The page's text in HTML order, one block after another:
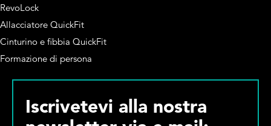
RevoLock
Allacciatore QuickFit
Cinturino e fibbia QuickFit
Formazione di persona
Iscrivetevi alla nostra